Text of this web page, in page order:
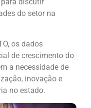
discutir
do setor na
os dados
de crescimento do
a necessidade de
inovação e
no estado.